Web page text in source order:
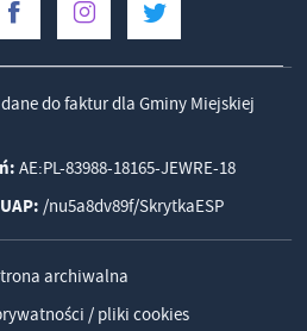
do faktur dla Gminy Miejskiej
AE:PL-83988-18165-JEWRE-18
/nu5a8dv89f/SkrytkaESP
archiwalna
/ pliki cookies